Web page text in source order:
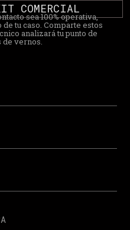
COMERCIAL
sea 100% operativa,
tu caso. Comparte estos
analizará tu punto de
vernos.